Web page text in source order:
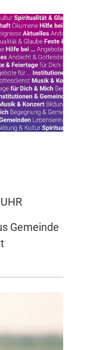
Gemeinde